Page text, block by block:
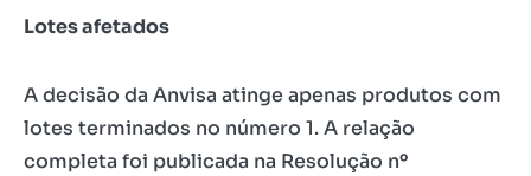
Lotes afetados
A decisão da Anvisa atinge apenas produtos com
lotes terminados no número 1. A relação
completa foi publicada na Resolução nº